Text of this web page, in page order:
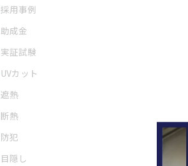
採用事例
助成金
実証試験
UVカット
遮熱
断熱
防犯
目隠し